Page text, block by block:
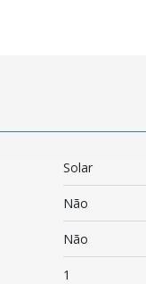
Solar
Não
Não
1